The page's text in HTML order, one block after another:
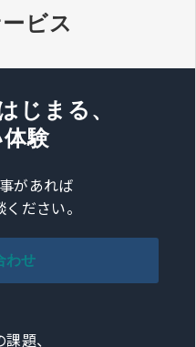
ビス
じまる、
験
があれば
ださい。
わせ
題、